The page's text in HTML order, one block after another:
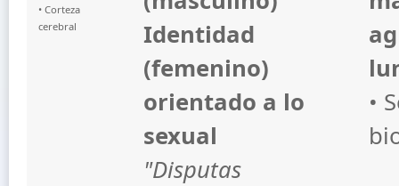
• Corteza
cerebral
Identidad
(femenino)
orientado a lo
sexual
"Disputas
•